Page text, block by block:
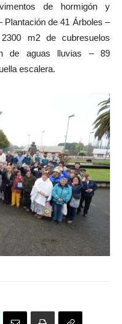
de hormigón y
Plantación de 41 Árboles –
m2 de cubresuelos
de aguas lluvias – 89
escalera.